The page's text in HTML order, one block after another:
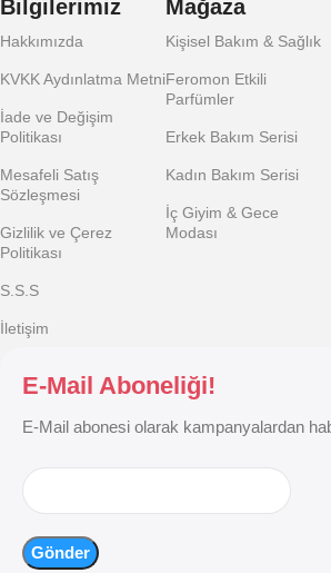
Bilgilerimiz
Hakkımızda
KVKK Aydınlatma Metni
İade ve Değişim
Politikası
Mesafeli Satış
Sözleşmesi
Gizlilik ve Çerez
Politikası
S.S.S
İletişim
Mağaza
Kişisel Bakım & Sağlık
Feromon Etkili
Parfümler
Erkek Bakım Serisi
Kadın Bakım Serisi
İç Giyim & Gece
Modası
E-Mail Aboneliği!
E-Mail abonesi olarak kampanyalardan